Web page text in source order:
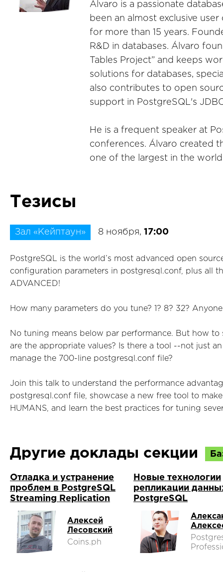
Álvaro is a passionate
been an almost exclusive
for more than 15 years.
R&D in databases. Álvaro
Tables Project” and keeps
solutions for databases,
also contributes to open
support in PostgreSQL's
He is a frequent speaker at
conferences. Álvaro created
one of the largest in the
Тезисы
Зал «Кейптаун» 8 ноября, 17:00
PostgreSQL is the world’s most advanced open
configuration parameters in postgresql.conf, plus all
ADVANCED!
How many parameters do you tune? 1? 8? 32?
No tuning means below par performance. But how
are the appropriate values? Is there a tool --not just
manage the 700-line postgresql.conf file?
Join this talk to understand the performance
postgresql.conf file, showcase a new free tool to
HUMANS, and learn the best practices for tuning
Другие доклады секции
Отладка и устранение
проблем в PostgreSQL
Streaming Replication
Алексей
Лесовский
Coins.ph
Новые технологии
репликации
PostgreSQL